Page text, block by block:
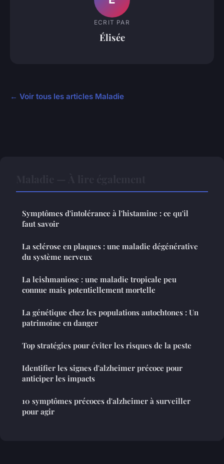
ECRIT PAR
Élisée
← Voir tous les articles Maladie
Symptômes d'intolérance à l'histamine : ce qu'il
faut savoir
La sclérose en plaques : une maladie dégénérative
du système nerveux
La leishmaniose : une maladie tropicale peu
connue mais potentiellement mortelle
La génétique chez les populations autochtones : Un
patrimoine en danger
Top stratégies pour éviter les risques de la peste
Identifier les signes d'alzheimer précoce pour
anticiper les impacts
10 symptômes précoces d'alzheimer à surveiller
pour agir